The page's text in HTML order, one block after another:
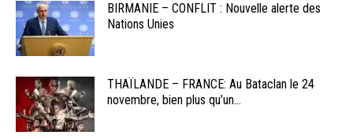
BIRMANIE – CONFLIT : Nouvelle alerte des
Nations Unies
THAÏLANDE – FRANCE: Au Bataclan le 24
novembre, bien plus qu’un...